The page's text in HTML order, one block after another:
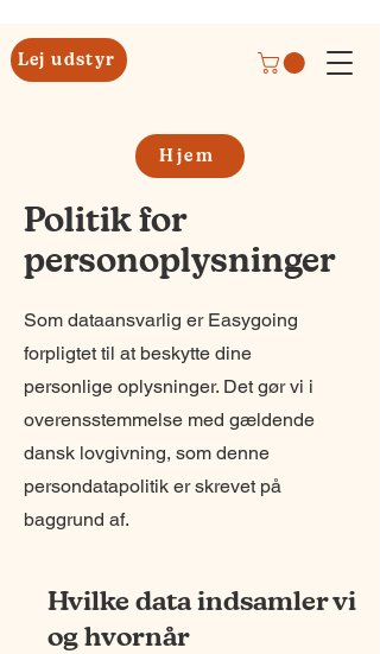
Lej udstyr
Hjem
Politik for
personoplysninger
Som dataansvarlig er Easygoing
forpligtet til at beskytte dine
personlige oplysninger. Det gør vi i
overensstemmelse med gældende
dansk lovgivning, som denne
persondatapolitik er skrevet på
baggrund af.
Hvilke data indsamler vi
og hvornår